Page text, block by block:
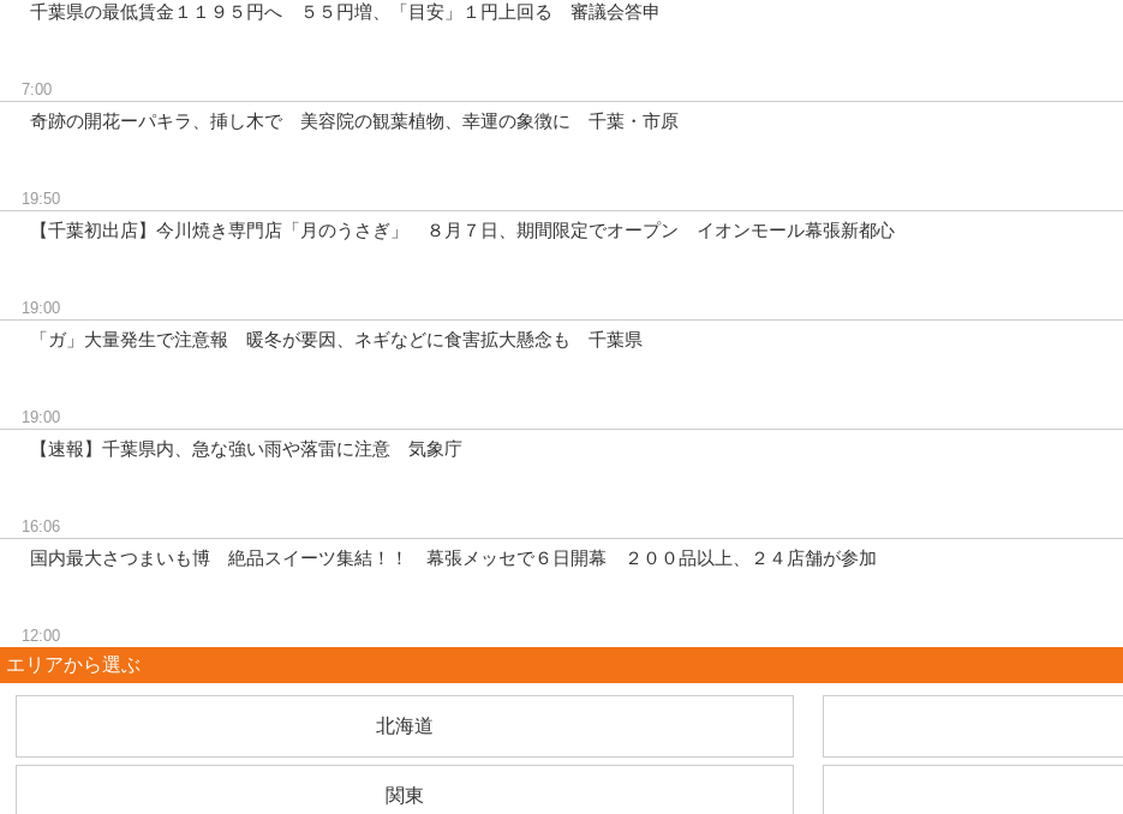
千葉県の最低賃金１１９５円へ ５５円増、「目安」１円上回る 審議会答申
7:00
奇跡の開花ーパキラ、挿し木で 美容院の観葉植物、幸運の象徴に 千葉・市原
19:50
【千葉初出店】今川焼き専門店「月のうさぎ」 ８月７日、期間限定でオープン イオンモール幕張新都心
19:00
「ガ」大量発生で注意報 暖冬が要因、ネギなどに食害拡大懸念も 千葉県
19:00
【速報】千葉県内、急な強い雨や落雷に注意 気象庁
16:06
国内最大さつまいも博 絶品スイーツ集結！！ 幕張メッセで６日開幕 ２００品以上、２４店舗が参加
12:00
エリアから選ぶ
北海道
関東